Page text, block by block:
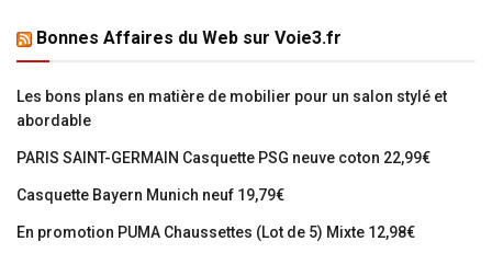
Bonnes Affaires du Web sur Voie3.fr
Les bons plans en matière de mobilier pour un salon stylé et
abordable
PARIS SAINT-GERMAIN Casquette PSG neuve coton 22,99€
Casquette Bayern Munich neuf 19,79€
En promotion PUMA Chaussettes (Lot de 5) Mixte 12,98€